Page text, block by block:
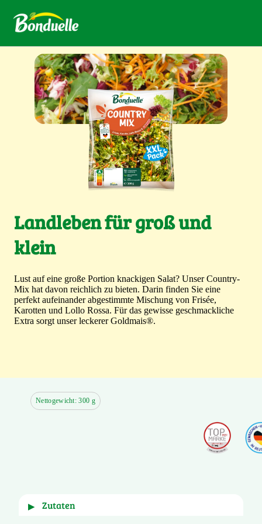
Landleben für groß und
klein
Lust auf eine große Portion knackigen Salat? Unser Country-
Mix hat davon reichlich zu bieten. Darin finden Sie eine
perfekt aufeinander abgestimmte Mischung von Frisée,
Karotten und Lollo Rossa. Für das gewisse geschmackliche
Extra sorgt unser leckerer Goldmais®.
Nettogewicht: 300 g
Zutaten
▶